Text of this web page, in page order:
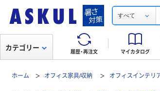
すべて
履歴・再注文 マイカタログ
カテゴリー
ホーム オフィス家具/収納 オフィスインテリ